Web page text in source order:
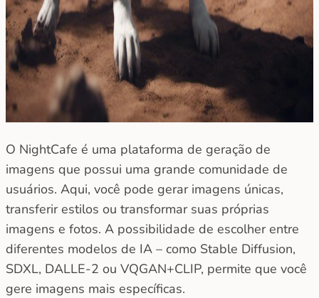
O NightCafe é uma plataforma de geração de
imagens que possui uma grande comunidade de
usuários. Aqui, você pode gerar imagens únicas,
transferir estilos ou transformar suas próprias
imagens e fotos. A possibilidade de escolher entre
diferentes modelos de IA – como Stable Diffusion,
SDXL, DALLE-2 ou VQGAN+CLIP, permite que você
gere imagens mais específicas.